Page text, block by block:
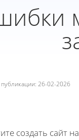
публикации: 26-02-2026
создать сайт